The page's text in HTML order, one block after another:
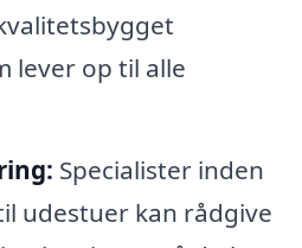
lever op til alle
Specialister inden
udestuer kan rådgive